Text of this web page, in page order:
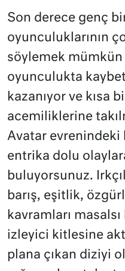
Son derece genç
oyunculuklarının
söylemek
oyunculukta
kazanıyor ve kısa
acemiliklerine
Avatar evrenindeki
entrika dolu
buluyorsunuz.
barış, eşitlik,
kavramları
izleyici kitlesine
plana çıkan diziyi